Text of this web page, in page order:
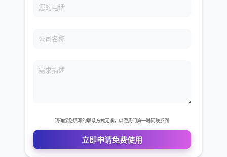
息到群慎蠢组。部分7：添加WhatsApp动态1、点按
动态3、点按摄像机图标。4、添加动态。5、点按屏
1、点按屏幕底部中间的摄像机2、拍摄一张照片。
送本文会教你在苹果或安卓智能手机上设置和使用
WhatsApp。它是一款免费的消息应用，允许你在连
接无线网络或蜂窝数据时，发送消息或打电话给其他
需求描述